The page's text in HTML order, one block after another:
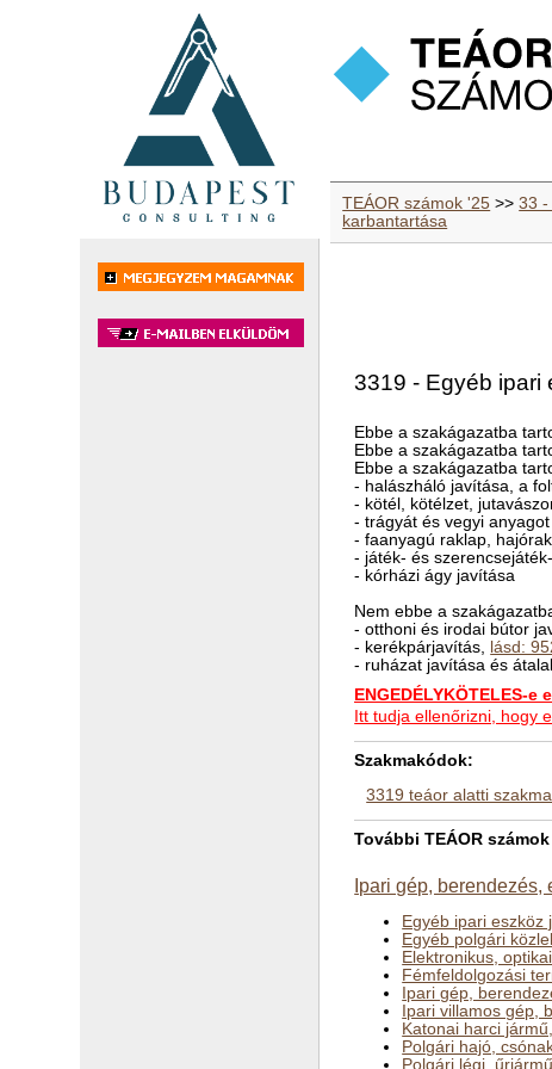
TEÁOR számok '25 >>33 -
karbantartása
3319 - Egyéb ipari
Ebbe a szakágazatba
Ebbe a szakágazatba
Ebbe a szakágazatba
- halászháló javítása, a
- kötél, kötélzet,
- trágyát és vegyi
- faanyagú raklap,
- játék- és
- kórházi ágy javítása
Nem ebbe a
- otthoni és irodai bútor
- kerékpárjavítás, lásd:
- ruházat javítása és
ENGEDÉLYKÖTELES-e
Itt tudja ellenőrizni, hogy
Szakmakódok:
3319 teáor alatti
További TEÁOR
Ipari gép, berendezés,
Egyéb ipari
Egyéb polgári
Elektronikus,
Fémfeldolgozási
Ipari gép,
Ipari villamos gép,
Katonai harci
Polgári hajó,
Polgári légi,